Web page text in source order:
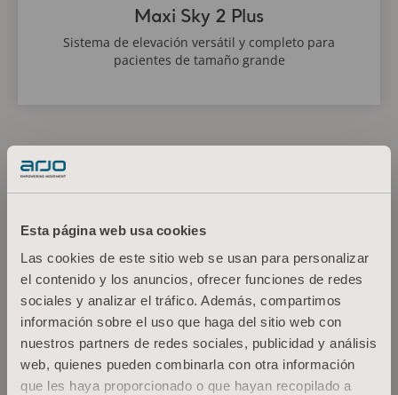
Esta página web usa cookies
Las cookies de este sitio web se usan para personalizar
el contenido y los anuncios, ofrecer funciones de redes
sociales y analizar el tráfico. Además, compartimos
información sobre el uso que haga del sitio web con
nuestros partners de redes sociales, publicidad y análisis
web, quienes pueden combinarla con otra información
que les haya proporcionado o que hayan recopilado a
Maxi Sky 2 Plus
Sistema de elevación versátil y completo para
pacientes de tamaño grande
<p>* Póngase en contacto con su representante local de ventas para
consultar si el producto está a la venta en su país.</p>
Mostrar más
Estamos aquí para
ayudarle.
¿No encuentra lo que busca? Permítanos